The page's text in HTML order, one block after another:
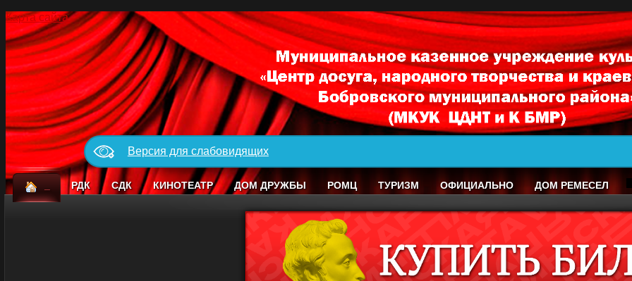
Карта сайта
Версия для слабовидящих
РДК СДК КИНОТЕАТР ДОМ ДРУЖБЫ РОМЦ ТУРИЗМ ОФИЦИАЛЬНО ДОМ РЕМЕСЕЛ